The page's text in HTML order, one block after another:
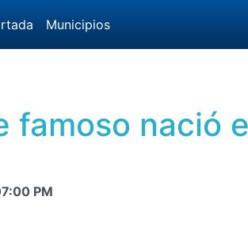
Municipios
famoso nació
PM